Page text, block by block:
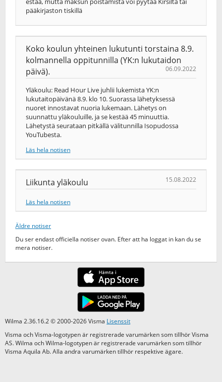
estää, mutta maksun poistamista voi pyytää Kirsiltä tai
pääkirjaston tiskillä
Koko koulun yhteinen lukutunti torstaina 8.9.
kolmannella oppitunnilla (YK:n lukutaidon
päivä).
06.09.2022
Yläkoulu: Read Hour Live juhlii lukemista YK:n
lukutaitopäivänä 8.9. klo 10. Suorassa lähetyksessä
nuoret innostavat nuoria lukemaan. Lähetys on
suunnattu yläkouluille, ja se kestää 45 minuuttia.
Lähetystä seurataan pitkällä välitunnilla Isopudossa
YouTubesta.
Läs hela notisen
Liikunta yläkoulu 15.08.2022
Läs hela notisen
Äldre notiser
Du ser endast officiella notiser ovan. Efter att ha loggat in kan du se
mera notiser.
Wilma 2.36.16.2 © 2000-2026 Visma Lisenssit
Visma och Visma-logotypen är registrerade varumärken som tillhör Visma
AS. Wilma och Wilma-logotypen är registrerade varumärken som tillhör
Visma Aquila Ab. Alla andra varumärken tillhör respektive ägare.